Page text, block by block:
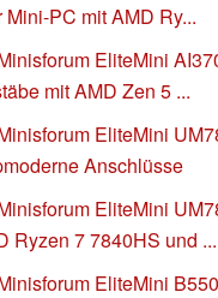
PC mit AMD Ry...
EliteMini
mit AMD Zen 5 ...
EliteMini
Anschlüsse
EliteMini
Ryzen 7 7840HS und ...
EliteMini